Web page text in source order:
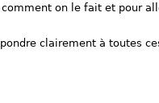
on le fait et pour
clairement à toutes